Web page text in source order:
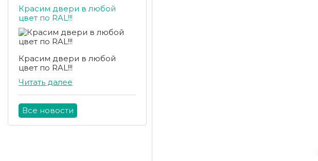
Красим двери в любой
цвет по RAL!!!
Красим двери в любой
цвет по RAL!!!
Читать далее
Все новости